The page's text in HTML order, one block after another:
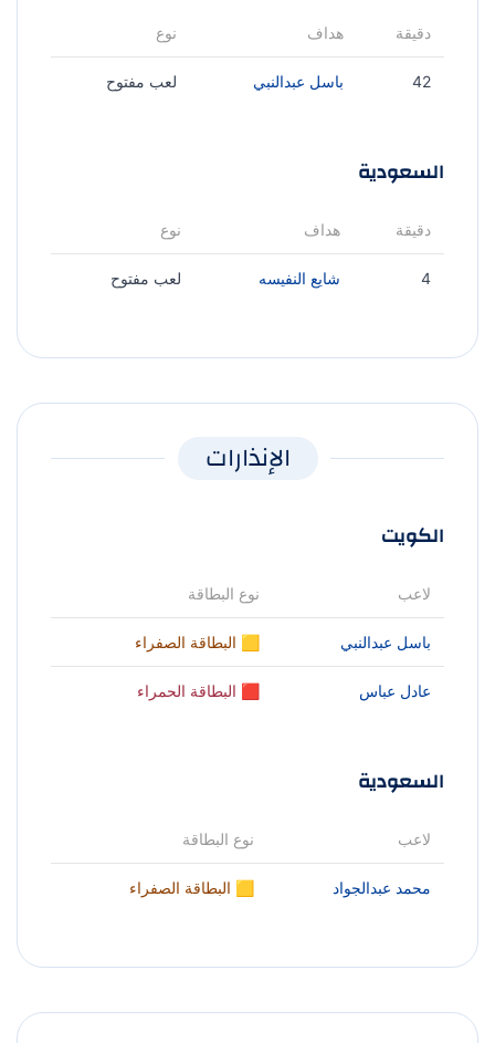
دقيقة هداف نوع
42 باسل عبدالنبي لعب مفتوح
السعودية
دقيقة هداف نوع
4 شايع النفيسه لعب مفتوح
الإنذارات
الكويت
لاعب نوع البطاقة
باسل عبدالنبي 🟨 البطاقة الصفراء
عادل عباس 🟥 البطاقة الحمراء
السعودية
لاعب نوع البطاقة
محمد عبدالجواد 🟨 البطاقة الصفراء